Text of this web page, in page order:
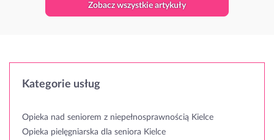
Zobacz wszystkie artykuły
Kategorie usług
Opieka nad seniorem z niepełnosprawnością Kielce
Opieka pielęgniarska dla seniora Kielce